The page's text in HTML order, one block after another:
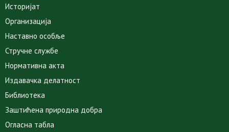
Историјат
Организација
Наставно особље
Стручне службе
Нормативна акта
Издавачка делатност
Библиотека
Заштићена природна добра
Огласна табла